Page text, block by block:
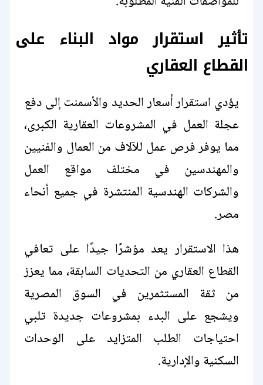
تأثير استقرار مواد البناء على
القطاع العقاري
يؤدي استقرار أسعار الحديد والأسمنت إلى دفع
عجلة العمل في المشروعات العقارية الكبرى،
مما يوفر فرص عمل للآلاف من العمال والفنيين
والمهندسين في مختلف مواقع العمل
والشركات الهندسية المنتشرة في جميع أنحاء
مصر.
هذا الاستقرار يعد مؤشرًا جيدًا على تعافي
القطاع العقاري من التحديات السابقة، مما يعزز
من ثقة المستثمرين في السوق المصرية
ويشجع على البدء بمشروعات جديدة تلبي
احتياجات الطلب المتزايد على الوحدات
السكنية والإدارية.